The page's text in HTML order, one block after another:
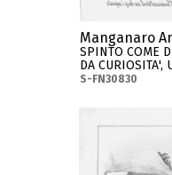
Manganaro
SPINTO COME
DA CURIOSITA',
S-FN30830